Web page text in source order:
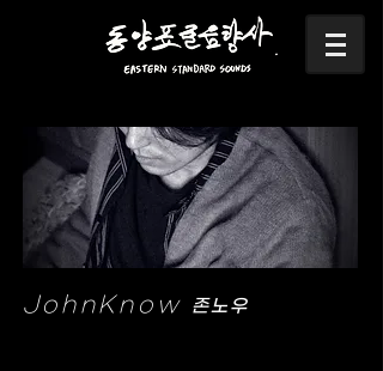
JohnKnow 존노우